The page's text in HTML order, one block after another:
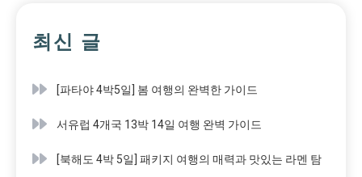
최신 글
[파타야 4박5일] 봄 여행의 완벽한 가이드
서유럽 4개국 13박 14일 여행 완벽 가이드
[북해도 4박 5일] 패키지 여행의 매력과 맛있는 라멘 탐